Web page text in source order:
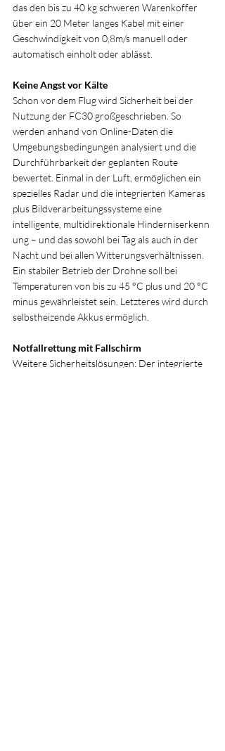
das den bis zu 40 kg schweren Warenkoffer
über ein 20 Meter langes Kabel mit einer
Geschwindigkeit von 0,8m/s manuell oder
automatisch einholt oder ablässt.
Keine Angst vor Kälte
Schon vor dem Flug wird Sicherheit bei der
Nutzung der FC30 großgeschrieben. So
werden anhand von Online-Daten die
Umgebungsbedingungen analysiert und die
Durchführbarkeit der geplanten Route
bewertet. Einmal in der Luft, ermöglichen ein
spezielles Radar und die integrierten Kameras
plus Bildverarbeitungssysteme eine
intelligente, multidirektionale Hinderniserkenn
ung – und das sowohl bei Tag als auch in der
Nacht und bei allen Witterungsverhältnissen.
Ein stabiler Betrieb der Drohne soll bei
Temperaturen von bis zu 45 °C plus und 20 °C
minus gewährleistet sein. Letzteres wird durch
selbstheizende Akkus ermöglich.
Notfallrettung mit Fallschirm
Weitere Sicherheitslösungen: Der integrierte